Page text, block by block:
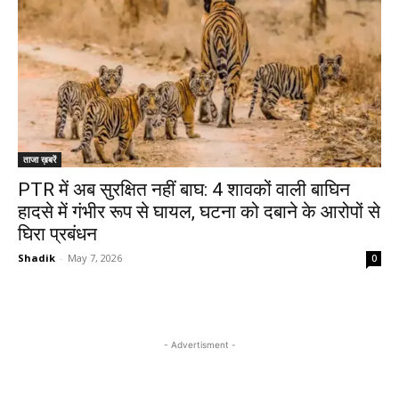
ताजा ख़बरें
PTR में अब सुरक्षित नहीं बाघ: 4 शावकों वाली बाघिन
हादसे में गंभीर रूप से घायल, घटना को दबाने के आरोपों से
घिरा प्रबंधन
Shadik - May 7, 2026 0
- Advertisment -